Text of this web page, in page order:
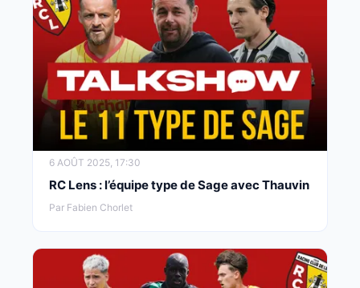
6 AOÛT 2025, 17:30
RC Lens : l’équipe type de Sage avec Thauvin
Par Fabien Chorlet